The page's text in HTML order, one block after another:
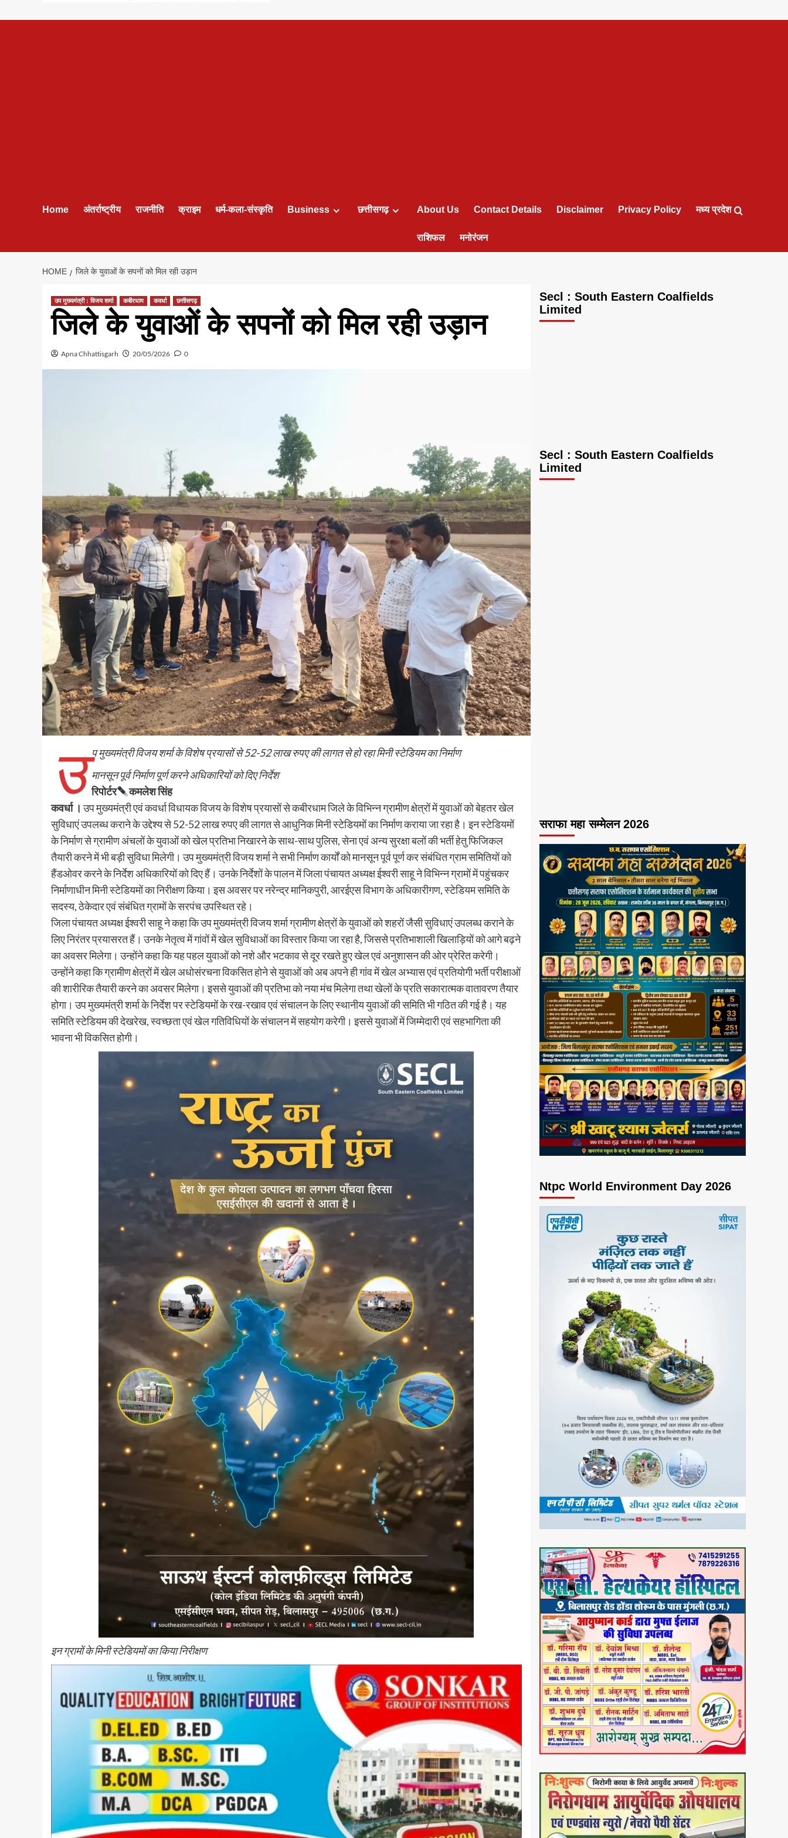
Home अंतर्राष्ट्रीय राजनीति क्राइम धर्म-कला-संस्कृति Business छत्तीसगढ़ About Us Contact Details Disclaimer Privacy Policy मध्य प्रदेश
राशिफल मनोरंजन
HOME जिले के युवाओं के सपनों को मिल रही उड़ान
उप मुख्यमंत्री : विजय शर्मा कबीरधाम कवर्धा छत्तीसगढ़
जिले के युवाओं के सपनों को मिल रही उड़ान
Apna Chhattisgarh 20/05/2026 0
उ प मुख्यमंत्री विजय शर्मा के विशेष प्रयासों से 52-52 लाख रुपए की लागत से हो रहा मिनी स्टेडियम का निर्माण
मानसून पूर्व निर्माण पूर्ण करने अधिकारियों को दिए निर्देश
रिपोर्टर
कमलेश सिंह
कवर्धा । उप मुख्यमंत्री एवं कवर्धा विधायक विजय के विशेष प्रयासों से कबीरधाम जिले के विभिन्न ग्रामीण क्षेत्रों में युवाओं को बेहतर खेल
सुविधाएं उपलब्ध कराने के उद्देश्य से 52-52 लाख रुपए की लागत से आधुनिक मिनी स्टेडियमों का निर्माण कराया जा रहा है। इन स्टेडियमों
के निर्माण से ग्रामीण अंचलों के युवाओं को खेल प्रतिभा निखारने के साथ-साथ पुलिस, सेना एवं अन्य सुरक्षा बलों की भर्ती हेतु फिजिकल
तैयारी करने में भी बड़ी सुविधा मिलेगी। उप मुख्यमंत्री विजय शर्मा ने सभी निर्माण कार्यों को मानसून पूर्व पूर्ण कर संबंधित ग्राम समितियों को
हैंडओवर करने के निर्देश अधिकारियों को दिए हैं। उनके निर्देशों के पालन में जिला पंचायत अध्यक्ष ईश्वरी साहू ने विभिन्न ग्रामों में पहुंचकर
निर्माणाधीन मिनी स्टेडियमों का निरीक्षण किया। इस अवसर पर नरेन्द्र मानिकपुरी, आरईएस विभाग के अधिकारीगण, स्टेडियम समिति के
सदस्य, ठेकेदार एवं संबंधित ग्रामों के सरपंच उपस्थित रहे।
जिला पंचायत अध्यक्ष ईश्वरी साहू ने कहा कि उप मुख्यमंत्री विजय शर्मा ग्रामीण क्षेत्रों के युवाओं को शहरों जैसी सुविधाएं उपलब्ध कराने के
लिए निरंतर प्रयासरत हैं। उनके नेतृत्व में गांवों में खेल सुविधाओं का विस्तार किया जा रहा है, जिससे प्रतिभाशाली खिलाड़ियों को आगे बढ़ने
का अवसर मिलेगा। उन्होंने कहा कि यह पहल युवाओं को नशे और भटकाव से दूर रखते हुए खेल एवं अनुशासन की ओर प्रेरित करेगी।
उन्होंने कहा कि ग्रामीण क्षेत्रों में खेल अधोसंरचना विकसित होने से युवाओं को अब अपने ही गांव में खेल अभ्यास एवं प्रतियोगी भर्ती परीक्षाओं
की शारीरिक तैयारी करने का अवसर मिलेगा। इससे युवाओं की प्रतिभा को नया मंच मिलेगा तथा खेलों के प्रति सकारात्मक वातावरण तैयार
होगा। उप मुख्यमंत्री शर्मा के निर्देश पर स्टेडियमों के रख-रखाव एवं संचालन के लिए स्थानीय युवाओं की समिति भी गठित की गई है। यह
समिति स्टेडियम की देखरेख, स्वच्छता एवं खेल गतिविधियों के संचालन में सहयोग करेगी। इससे युवाओं में जिम्मेदारी एवं सहभागिता की
भावना भी विकसित होगी।
इन ग्रामों के मिनी स्टेडियमों का किया निरीक्षण
Secl : South Eastern Coalfields
Limited
Secl : South Eastern Coalfields
Limited
सराफा महा सम्मेलन 2026
Ntpc World Environment Day 2026